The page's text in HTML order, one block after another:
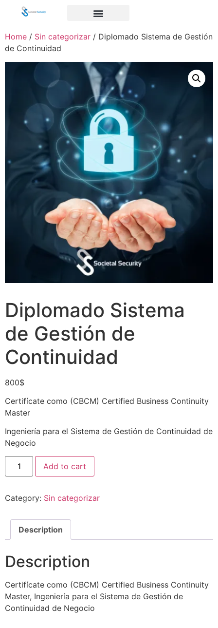
Home / Sin categorizar / Diplomado Sistema de Gestión
de Continuidad
Diplomado Sistema
de Gestión de
Continuidad
800$
Certifícate como (CBCM) Certified Business Continuity
Master
Ingeniería para el Sistema de Gestión de Continuidad de
Negocio
Add to cart
Category: Sin categorizar
Description
Description
Certifícate como (CBCM) Certified Business Continuity
Master, Ingeniería para el Sistema de Gestión de
Continuidad de Negocio